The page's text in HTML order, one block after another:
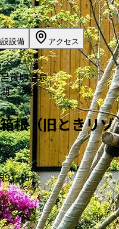
設備 アクセス
貸切温泉
・渓谷
根（旧ときリゾ
93-46